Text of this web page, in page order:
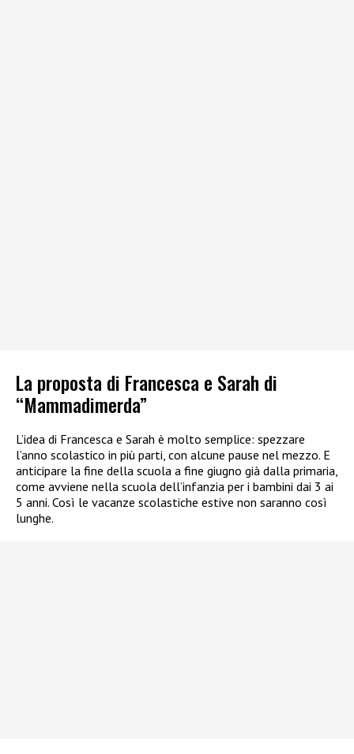
La proposta di Francesca e Sarah di
“Mammadimerda”
L’idea di Francesca e Sarah è molto semplice: spezzare
l’anno scolastico in più parti, con alcune pause nel mezzo. E
anticipare la fine della scuola a fine giugno già dalla primaria,
come avviene nella scuola dell’infanzia per i bambini dai 3 ai
5 anni. Così le vacanze scolastiche estive non saranno così
lunghe.